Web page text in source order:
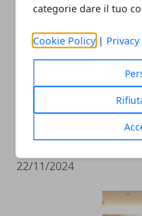
categorie dare il tuo
Cookie Policy |
Soluzioni per
acustico in casa
22/11/2024